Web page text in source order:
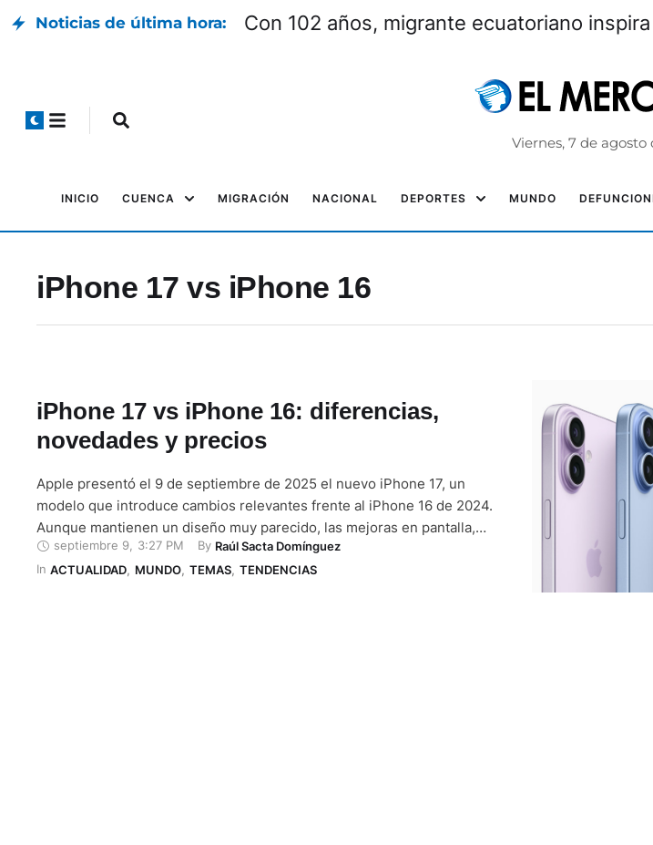
Noticias de última hora: Con 102 años, migrante ecuatoriano
Viernes, 7 de agosto
INICIO CUENCA MIGRACIÓN NACIONAL DEPORTES MUNDO
iPhone 17 vs iPhone 16
iPhone 17 vs iPhone 16: diferencias,
novedades y precios
Apple presentó el 9 de septiembre de 2025 el nuevo iPhone 17, un
modelo que introduce cambios relevantes frente al iPhone 16 de 2024.
Aunque mantienen un diseño muy parecido, las mejoras en pantalla,
batería, cámaras y almacenamiento hacen que el nuevo dispositivo sea
uno de los lanzamientos más atractivos de los últimos años. El anuncio
septiembre 9 3:27 PM By Raúl Sacta Domínguez
In ACTUALIDAD, MUNDO, TEMAS, TENDENCIAS